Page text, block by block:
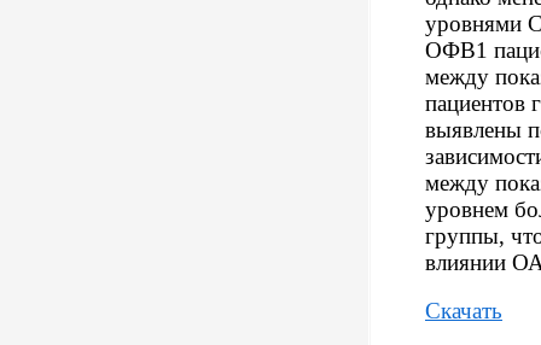
уровнями
ОФВ1
между
пациентов
выявлены
между
уровнем
группы,
влиянии
Скачать